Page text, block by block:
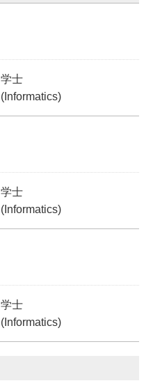
学士
(Informatics)
学士
(Informatics)
学士
(Informatics)